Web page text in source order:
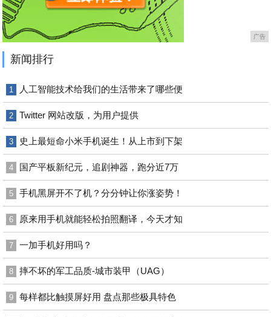
广告
新闻排行
1 人工智能技术给我们的生活带来了哪些便
2 Twitter 网站改版，为用户提供
3 史上最短命小米手机诞生！从上市到下架
4 国产平板新纪元，追剧神器，跑分近7万
5 手机黑屏开不了机？分分钟让你涨姿势！
6 原来用手机就能轻松拍照翻译，今天才知
7 一加手机好用吗？
8 摔不坏的军工品质-城市装甲（UAG）
9 每样都比触摸屏好用 盘点那些极具特色